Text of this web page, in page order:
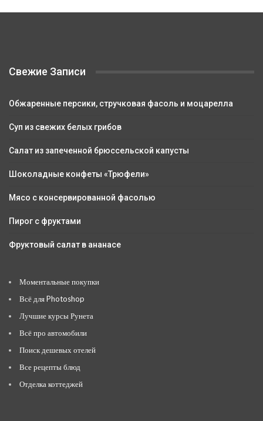
Свежие Записи
Обжаренные персики, стручковая фасоль и моцарелла
Суп из свежих белых грибов
Салат из запеченной брюссельской капусты
Шоколадные конфеты «Трюфели»
Мясо с консервированной фасолью
Пирог с фруктами
Фруктовый салат в ананасе
Моментальные покупки
Всё для Photoshop
Лучшие курсы Рунета
Всё про автомобили
Поиск дешевых отелей
Все рецепты блюд
Отделка коттеджей